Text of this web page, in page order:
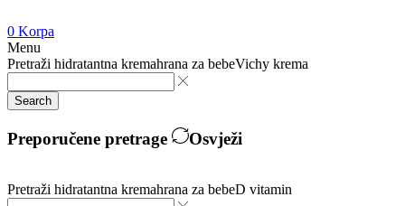
0 Korpa
Menu
Pretraži hidratantna kremahrana za bebeVichy krema
Search
Preporučene pretrage Osvježi
Pretraži hidratantna kremahrana za bebeD vitamin